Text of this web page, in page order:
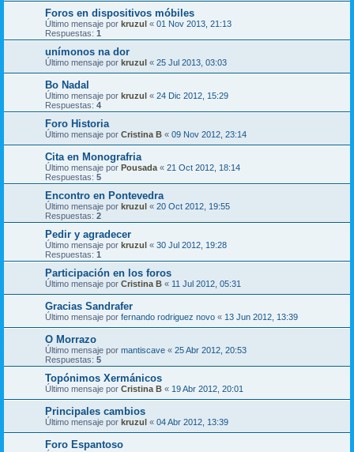
Foros en dispositivos móbiles
Último mensaje por kruzul « 01 Nov 2013, 21:13
Respuestas: 1
unímonos na dor
Último mensaje por kruzul « 25 Jul 2013, 03:03
Bo Nadal
Último mensaje por kruzul « 24 Dic 2012, 15:29
Respuestas: 4
Foro Historia
Último mensaje por Cristina B « 09 Nov 2012, 23:14
Cita en Monografria
Último mensaje por Pousada « 21 Oct 2012, 18:14
Respuestas: 5
Encontro en Pontevedra
Último mensaje por kruzul « 20 Oct 2012, 19:55
Respuestas: 2
Pedir y agradecer
Último mensaje por kruzul « 30 Jul 2012, 19:28
Respuestas: 1
Participación en los foros
Último mensaje por Cristina B « 11 Jul 2012, 05:31
Gracias Sandrafer
Último mensaje por fernando rodriguez novo « 13 Jun 2012, 13:39
O Morrazo
Último mensaje por mantiscave « 25 Abr 2012, 20:53
Respuestas: 5
Topónimos Xermánicos
Último mensaje por Cristina B « 19 Abr 2012, 20:01
Principales cambios
Último mensaje por kruzul « 04 Abr 2012, 13:39
Foro Espantoso